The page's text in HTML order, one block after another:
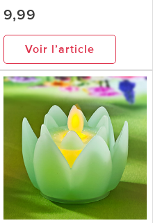
9,99
Voir l’article